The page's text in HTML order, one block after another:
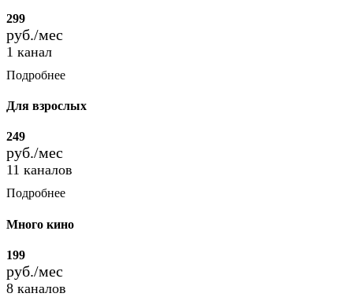
299
руб./мес
1 канал
Подробнее
Для взрослых
249
руб./мес
11 каналов
Подробнее
Много кино
199
руб./мес
8 каналов